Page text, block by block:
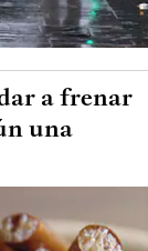
a frenar
una